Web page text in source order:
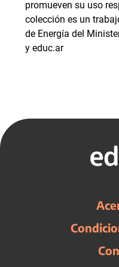
promueven su uso
colección es un
de Energía del
y educ.ar